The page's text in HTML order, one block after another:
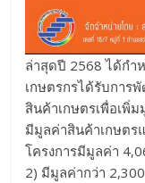
ล่าสุดปี 2568 ได้กำ
เกษตรกรได้รับการ
สินค้าเกษตรเพื่อเพิ่
มีมูลค่าสินค้าเกษตร
โครงการมีมูลค่า
2) มีมูลค่ากว่า